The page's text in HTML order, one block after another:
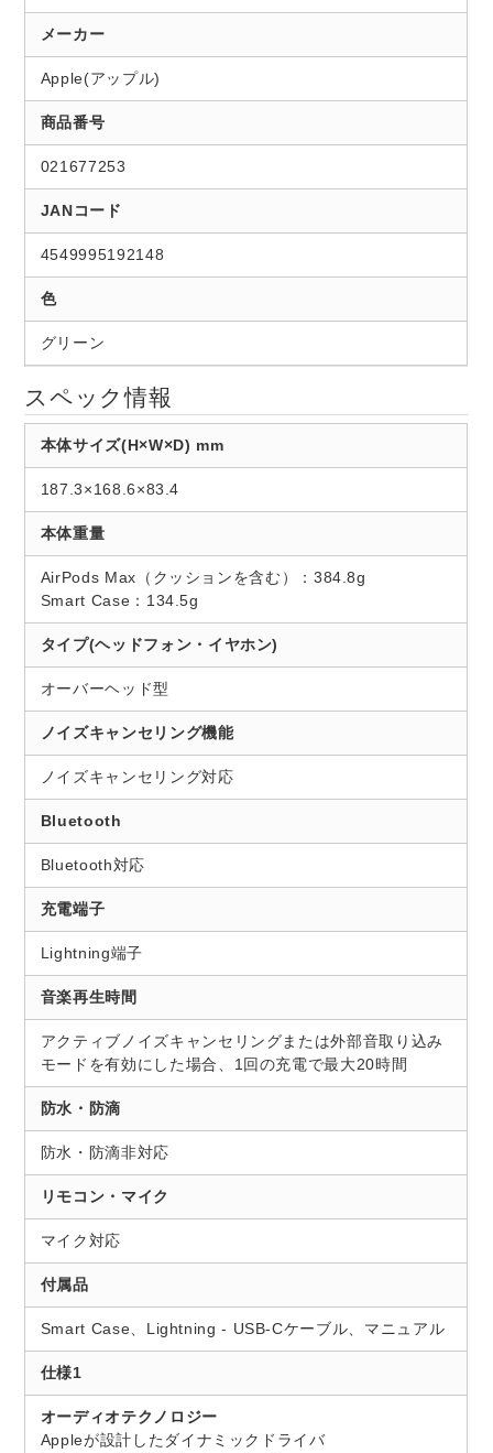
メーカー
Apple(アップル)
商品番号
021677253
JANコード
4549995192148
色
グリーン
スペック情報
本体サイズ(H×W×D) mm
187.3×168.6×83.4
本体重量
AirPods Max（クッションを含む）：384.8g
Smart Case：134.5g
タイプ(ヘッドフォン・イヤホン)
オーバーヘッド型
ノイズキャンセリング機能
ノイズキャンセリング対応
Bluetooth
Bluetooth対応
充電端子
Lightning端子
音楽再生時間
アクティブノイズキャンセリングまたは外部音取り込み
モードを有効にした場合、1回の充電で最大20時間
防水・防滴
防水・防滴非対応
リモコン・マイク
マイク対応
付属品
Smart Case、Lightning - USB-Cケーブル、マニュアル
仕様1
オーディオテクノロジー
Appleが設計したダイナミックドライバ